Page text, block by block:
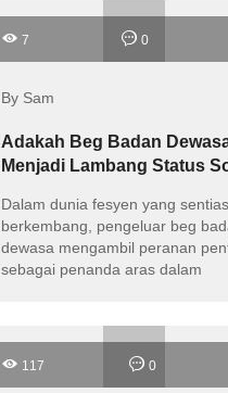
7 0
By Sam
Adakah Beg Badan
Menjadi Lambang Status
Kita?
Dalam dunia fesyen yang
berkembang, pengeluar beg
dewasa mengambil peranan
sebagai penanda aras dalam
117 0